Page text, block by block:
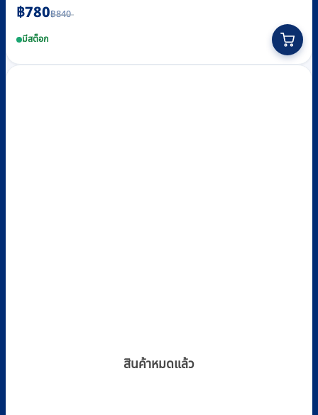
฿840
Original
price
was:
฿840.
฿780
Current
price
is:
฿780.
มีสต็อก
สินค้าหมดแล้ว